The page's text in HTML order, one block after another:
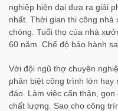
nghiệp hiện đại đưa ra giải
nhất. Thời gian thi công nhà
chóng. Tuổi thọ của nhà
60 năm. Chế độ bảo hành
Với đội ngũ thợ chuyên
phân biệt công trình lớn hay
đáo. Làm việc cẩn thận,
chất lượng. Sao cho công